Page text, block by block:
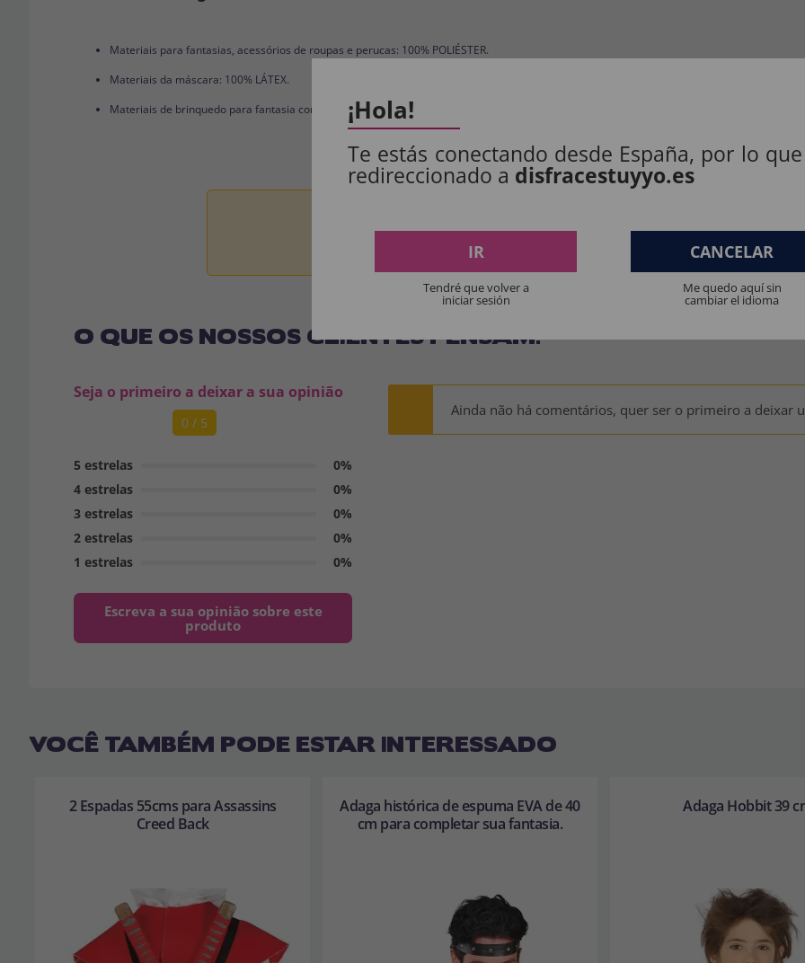
Materiais para fantasias, acessórios de roupas e perucas: 100% POLIÉSTER.
Materiais da máscara: 100% LÁTEX.
Materiais de brinquedo para fantasia completa: 100% PVC.
Todos os produtos destinados a crianças menores de 36 meses devem ser
O QUE OS NOSSOS CLIENTES PENSAM:
Seja o primeiro a deixar a sua opinião
0 / 5
5 estrelas
0%
4 estrelas
0%
3 estrelas
0%
2 estrelas
0%
1 estrelas
0%
Escreva a sua opinião sobre este
produto
Ainda não há comentários, quer ser o primeiro a deixar
VOCÊ TAMBÉM PODE ESTAR INTERESSADO
2 Espadas 55cms para Assassins
Creed Back
Adaga histórica de espuma EVA de 40
cm para completar sua fantasia.
Adaga Hobbit 39
¡Hola!
Te estás conectando desde España, por lo
redireccionado a disfracestuyyo.es
IR
Tendré que volver a
iniciar sesión
CANCELAR
Me quedo aquí sin
cambiar el idioma